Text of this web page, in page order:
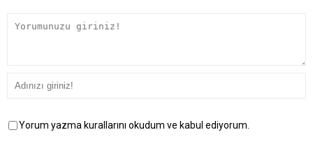
Yorum yazma kurallarını okudum ve kabul ediyorum.